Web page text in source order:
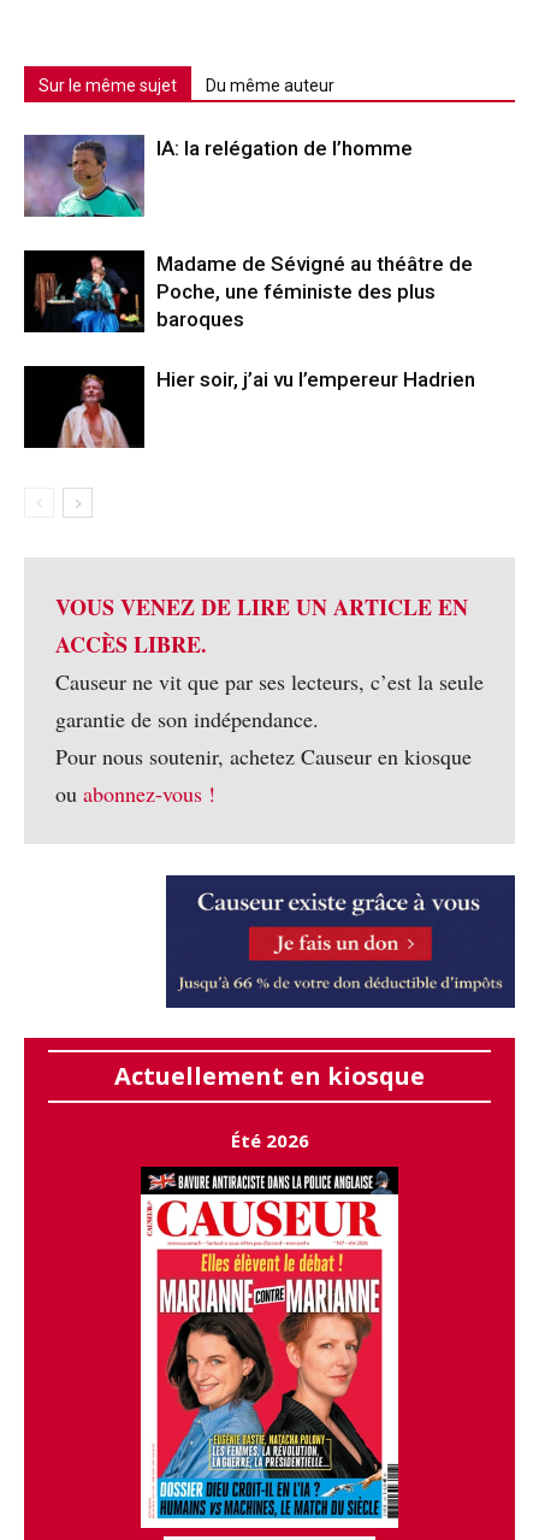
Sur le même sujet Du même auteur
IA: la relégation de l’homme
Madame de Sévigné au théâtre de
Poche, une féministe des plus
baroques
Hier soir, j’ai vu l’empereur Hadrien
VOUS VENEZ DE LIRE UN ARTICLE EN
ACCÈS LIBRE.
Causeur ne vit que par ses lecteurs, c’est la seule
garantie de son indépendance.
Pour nous soutenir, achetez Causeur en kiosque
ou abonnez-vous !
Actuellement en kiosque
Été 2026